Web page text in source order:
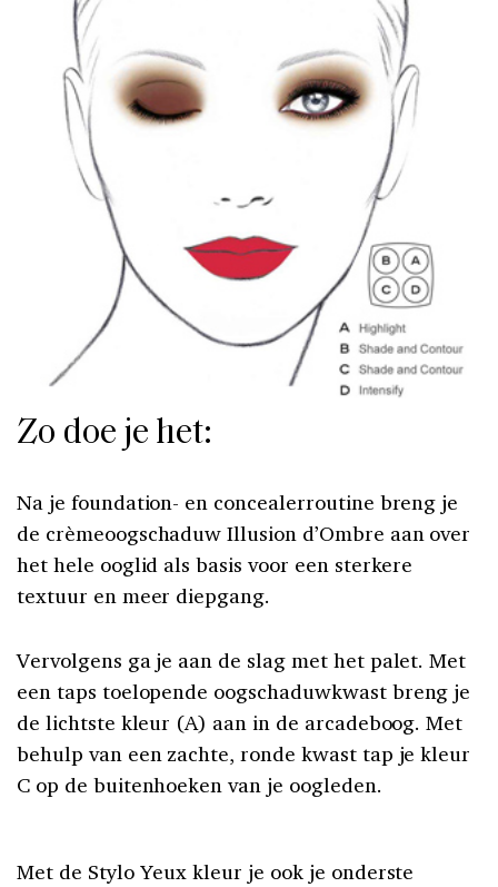
Zo doe je het:
Na je foundation- en concealerroutine breng je
de crèmeoogschaduw Illusion d’Ombre aan over
het hele ooglid als basis voor een sterkere
textuur en meer diepgang.
Vervolgens ga je aan de slag met het palet. Met
een taps toelopende oogschaduwkwast breng je
de lichtste kleur (A) aan in de arcadeboog. Met
behulp van een zachte, ronde kwast tap je kleur
C op de buitenhoeken van je oogleden.
Met de Stylo Yeux kleur je ook je onderste